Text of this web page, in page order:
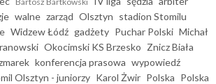
walne zarząd Olsztyn stadion Stomilu
Widzew Łódź gadżety Puchar Polski Michał
Okocimski KS Brzesko Znicz Biała
konferencja prasowa wypowiedź
Olsztyn - juniorzy Karol Żwir Polska Polska